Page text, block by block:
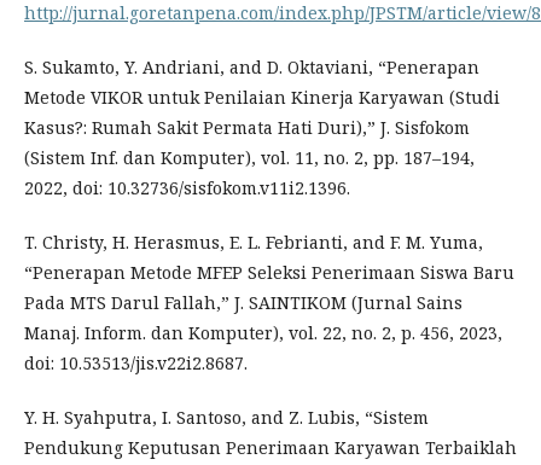
http://jurnal.goretanpena.com/index.php/JPSTM/article/
S. Sukamto, Y. Andriani, and D. Oktaviani, “Penerapan
Metode VIKOR untuk Penilaian Kinerja Karyawan (Studi
Kasus?: Rumah Sakit Permata Hati Duri),” J. Sisfokom
(Sistem Inf. dan Komputer), vol. 11, no. 2, pp. 187–194,
2022, doi: 10.32736/sisfokom.v11i2.1396.
T. Christy, H. Herasmus, E. L. Febrianti, and F. M. Yuma,
“Penerapan Metode MFEP Seleksi Penerimaan Siswa Baru
Pada MTS Darul Fallah,” J. SAINTIKOM (Jurnal Sains
Manaj. Inform. dan Komputer), vol. 22, no. 2, p. 456, 2023,
doi: 10.53513/jis.v22i2.8687.
Y. H. Syahputra, I. Santoso, and Z. Lubis, “Sistem
Pendukung Keputusan Penerimaan Karyawan Terbaiklah